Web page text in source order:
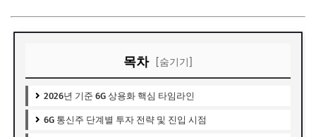
목차 [숨기기]
2026년 기준 6G 상용화 핵심 타임라인
6G 통신주 단계별 투자 전략 및 진입 시점